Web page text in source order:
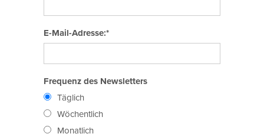
E-Mail-Adresse:*
Frequenz des Newsletters
Täglich
Wöchentlich
Monatlich